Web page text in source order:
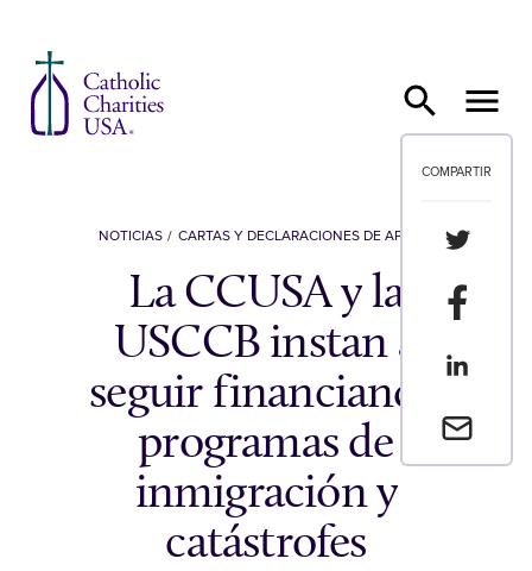
COMPARTIR
Envia un
NOTICIAS CARTAS Y DECLARACIONES DE APOYO
La CCUSA y la
USCCB instan a
seguir financiando
programas de
inmigración y
catástrofes